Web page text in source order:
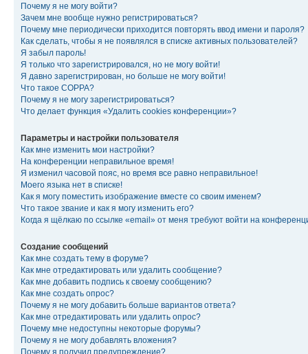
Почему я не могу войти?
Зачем мне вообще нужно регистрироваться?
Почему мне периодически приходится повторять ввод имени и пароля?
Как сделать, чтобы я не появлялся в списке активных пользователей?
Я забыл пароль!
Я только что зарегистрировался, но не могу войти!
Я давно зарегистрирован, но больше не могу войти!
Что такое COPPA?
Почему я не могу зарегистрироваться?
Что делает функция «Удалить cookies конференции»?
Параметры и настройки пользователя
Как мне изменить мои настройки?
На конференции неправильное время!
Я изменил часовой пояс, но время все равно неправильное!
Моего языка нет в списке!
Как я могу поместить изображение вместе со своим именем?
Что такое звание и как я могу изменить его?
Когда я щёлкаю по ссылке «email» от меня требуют войти на
Создание сообщений
Как мне создать тему в форуме?
Как мне отредактировать или удалить сообщение?
Как мне добавить подпись к своему сообщению?
Как мне создать опрос?
Почему я не могу добавить больше вариантов ответа?
Как мне отредактировать или удалить опрос?
Почему мне недоступны некоторые форумы?
Почему я не могу добавлять вложения?
Почему я получил предупреждение?